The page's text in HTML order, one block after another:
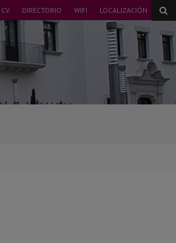
CV DIRECTORIO WIFI LOCALIZACIÓN